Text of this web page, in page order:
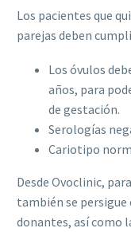
Los pacientes que
parejas deben
Los óvulos
años, para
de gestación.
Serologías
Cariotipo
Desde Ovoclinic,
también se
donantes, así como